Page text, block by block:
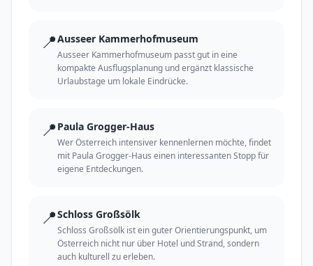
📍Ausseer Kammerhofmuseum
Ausseer Kammerhofmuseum passt gut in eine
kompakte Ausflugsplanung und ergänzt klassische
Urlaubstage um lokale Eindrücke.
📍 Paula Grogger-Haus
Wer Österreich intensiver kennenlernen möchte, findet
mit Paula Grogger-Haus einen interessanten Stopp für
eigene Entdeckungen.
📍Schloss Großsölk
Schloss Großsölk ist ein guter Orientierungspunkt, um
Österreich nicht nur über Hotel und Strand, sondern
auch kulturell zu erleben.